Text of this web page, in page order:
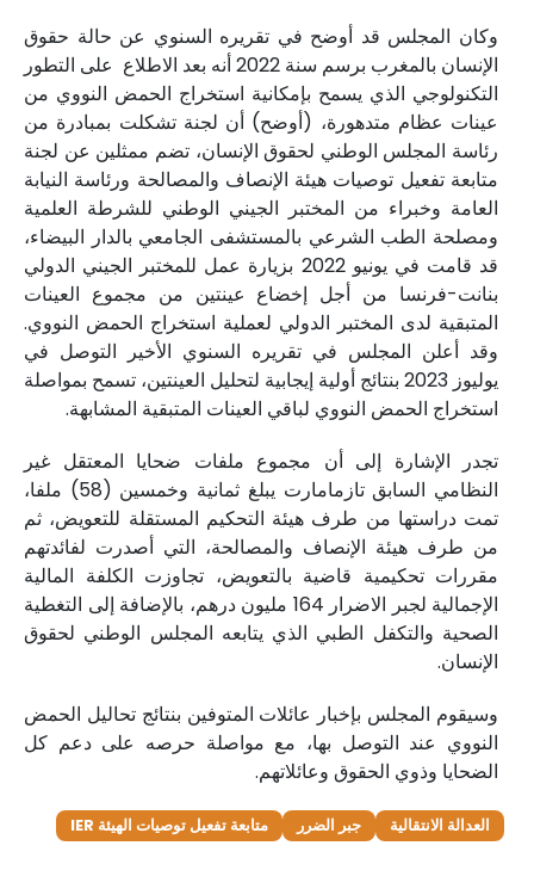
وكان المجلس قد أوضح في تقريره السنوي عن حالة حقوق
الإنسان بالمغرب برسم سنة 2022 أنه بعد الاطلاع على التطور
التكنولوجي الذي يسمح بإمكانية استخراج الحمض النووي من
عينات عظام متدهورة، (أوضح) أن لجنة تشكلت بمبادرة من
رئاسة المجلس الوطني لحقوق الإنسان، تضم ممثلين عن لجنة
متابعة تفعيل توصيات هيئة الإنصاف والمصالحة ورئاسة النيابة
العامة وخبراء من المختبر الجيني الوطني للشرطة العلمية
ومصلحة الطب الشرعي بالمستشفى الجامعي بالدار البيضاء،
قد قامت في يونيو 2022 بزيارة عمل للمختبر الجيني الدولي
بنانت-فرنسا من أجل إخضاع عينتين من مجموع العينات
المتبقية لدى المختبر الدولي لعملية استخراج الحمض النووي.
وقد أعلن المجلس في تقريره السنوي الأخير التوصل في
يوليوز 2023 بنتائج أولية إيجابية لتحليل العينتين، تسمح بمواصلة
استخراج الحمض النووي لباقي العينات المتبقية المشابهة.
تجدر الإشارة إلى أن مجموع ملفات ضحايا المعتقل غير
النظامي السابق تازمامارت يبلغ ثمانية وخمسين (58) ملفا،
تمت دراستها من طرف هيئة التحكيم المستقلة للتعويض، ثم
من طرف هيئة الإنصاف والمصالحة، التي أصدرت لفائدتهم
مقررات تحكيمية قاضية بالتعويض، تجاوزت الكلفة المالية
الإجمالية لجبر الاضرار 164 مليون درهم، بالإضافة إلى التغطية
الصحية والتكفل الطبي الذي يتابعه المجلس الوطني لحقوق
الإنسان.
وسيقوم المجلس بإخبار عائلات المتوفين بنتائج تحاليل الحمض
النووي عند التوصل بها، مع مواصلة حرصه على دعم كل
الضحايا وذوي الحقوق وعائلاتهم.
العدالة الانتقالية جبر الضرر متابعة تفعيل توصيات الهيئة IER